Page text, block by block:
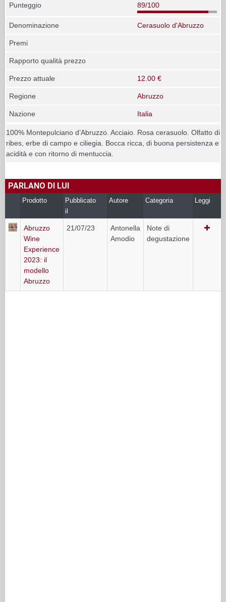
Punteggio 89/100
Denominazione Cerasuolo d'Abruzzo
Premi
Rapporto qualità prezzo
Prezzo attuale 12.00 €
Regione Abruzzo
Nazione Italia
100% Montepulciano d’Abruzzo. Acciaio. Rosa cerasuolo. Olfatto di
ribes, erbe di campo e ciliegia. Bocca ricca, di buona persistenza e
acidità e con ritorno di mentuccia.
PARLANO DI LUI
Prodotto
Pubblicato
il
Autore Categoria Leggi
Abruzzo
Wine
Experience
2023: il
modello
Abruzzo
21/07/23
Antonella
Amodio
Note di
degustazione